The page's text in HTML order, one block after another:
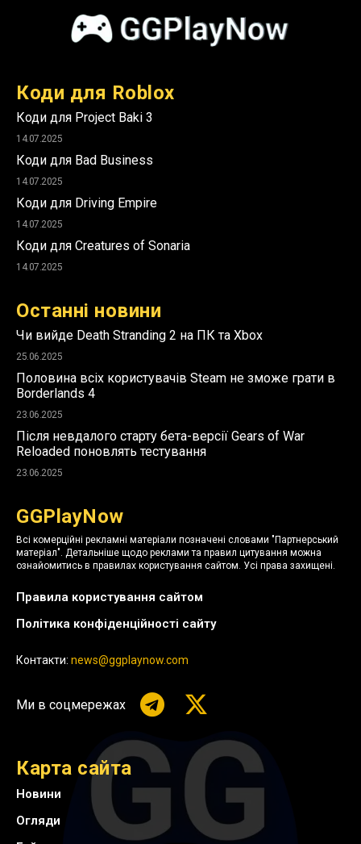
Коди для Roblox
Коди для Project Baki 3
14.07.2025
Коди для Bad Business
14.07.2025
Коди для Driving Empire
14.07.2025
Коди для Creatures of Sonaria
14.07.2025
Останні новини
Чи вийде Death Stranding 2 на ПК та Xbox
25.06.2025
Половина всіх користувачів Steam не зможе грати в
Borderlands 4
23.06.2025
Після невдалого старту бета-версії Gears of War
Reloaded поновлять тестування
23.06.2025
GGPlayNow
Всі комерційні рекламні матеріали позначені словами "Партнерський
матеріал". Детальніше щодо реклами та правил цитування можна
ознайомитись в правилах користування сайтом. Усі права захищені.
Правила користування сайтом
Політика конфіденційності сайту
Контакти: news@ggplaynow.com
Ми в соцмережах
Карта сайта
Новини
Огляди